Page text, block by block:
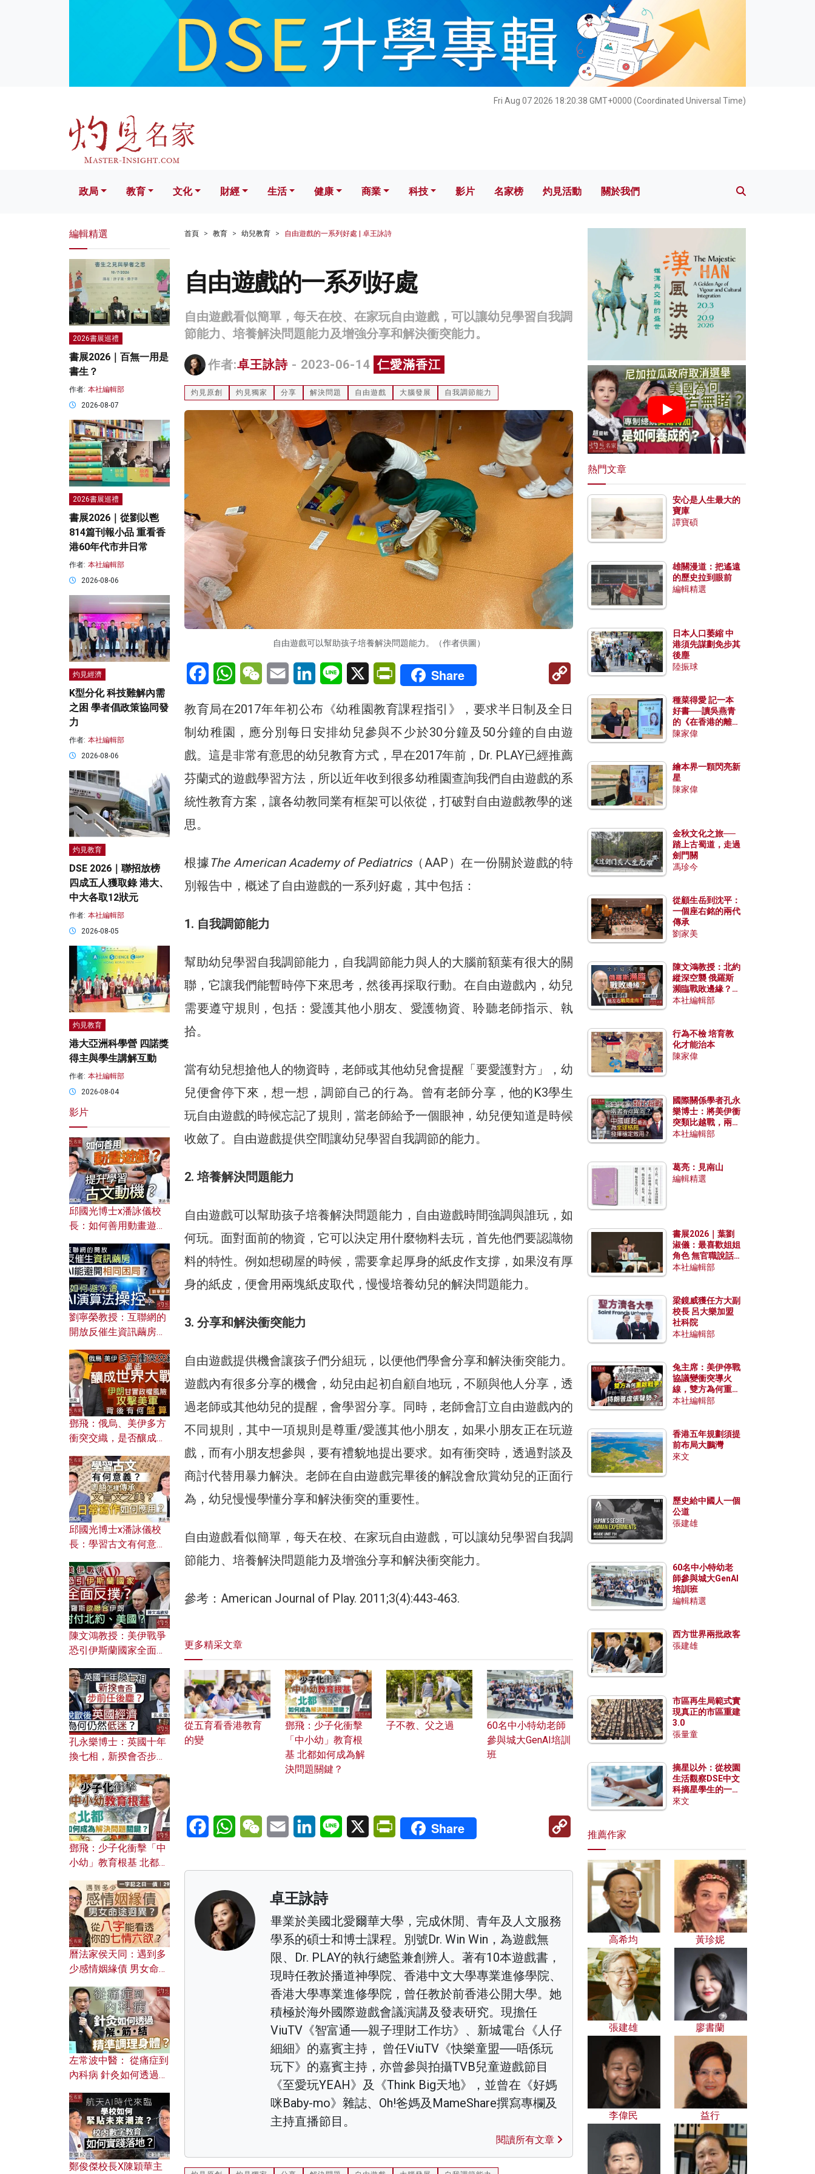
Fri Aug 07 2026 18:20:40 GMT+0000 (Coordinated Universal Time)
文化 財經 生活 健康 科技 影片 名家榜 灼見活動 關於我們
政局 教育 文化 財經 生活 健康 商業 科技 影片 名家榜 灼見活動 關於我們
首頁 教育 幼兒教育 自由遊戲的一系列好處 | 卓王詠詩
自由遊戲的一系列好處
自由遊戲看似簡單，每天在校、在家玩自由遊戲，可以讓幼兒學習自我調
節能力、培養解決問題能力及增強分享和解決衝突能力。
作者:卓王詠詩 - 2023-06-14 仁愛滿香江
灼見原創 灼見獨家 分享 解決問題 自由遊戲 大腦發展 自我調節能力
自由遊戲可以幫助孩子培養解決問題能力。（作者供圖）
FacebookWhatsAppWeChatEmail LinkedInLine X PrintFriendly
Share
Copy
Link
教育局在2017年年初公布《幼稚園教育課程指引》，要求半日制及全日
制幼稚園，應分別每日安排幼兒參與不少於30分鐘及50分鐘的自由遊
戲。這是非常有意思的幼兒教育方式，早在2017年前，Dr. PLAY已經推薦
芬蘭式的遊戲學習方法，所以近年收到很多幼稚園查詢我們自由遊戲的系
統性教育方案，讓各幼教同業有框架可以依從，打破對自由遊戲教學的迷
思。
根據The American Academy of Pediatrics（AAP）在一份關於遊戲的特
別報告中，概述了自由遊戲的一系列好處，其中包括：
1. 自我調節能力
幫助幼兒學習自我調節能力，自我調節能力與人的大腦前額葉有很大的關
聯，它讓我們能暫時停下來思考，然後再採取行動。在自由遊戲內，幼兒
需要遵守規則，包括：愛護其他小朋友、愛護物資、聆聽老師指示、執
拾。
當有幼兒想搶他人的物資時，老師或其他幼兒會提醒「要愛護對方」，幼
兒便會停下來，想一想，調節自己的行為。曾有老師分享，他的K3學生
玩自由遊戲的時候忘記了規則，當老師給予一個眼神，幼兒便知道是時候
收斂了。自由遊戲提供空間讓幼兒學習自我調節的能力。
2. 培養解決問題能力
自由遊戲可以幫助孩子培養解決問題能力，自由遊戲時間強調與誰玩，如
何玩。面對面前的物資，它可以決定用什麼物料去玩，首先他們要認識物
料的特性。例如想砌屋的時候，需要拿起厚身的紙皮作支撐，如果沒有厚
身的紙皮，便會用兩塊紙皮取代，慢慢培養幼兒的解決問題能力。
3. 分享和解決衝突能力
自由遊戲提供機會讓孩子們分組玩，以便他們學會分享和解決衝突能力。
遊戲內有很多分享的機會，幼兒由起初自顧自地玩，不願與他人分享，透
過老師或其他幼兒的提醒，會學習分享。同時，老師會訂立自由遊戲內的
不同規則，其中一項規則是尊重/愛護其他小朋友，如果小朋友正在玩遊
戲，而有小朋友想參與，要有禮貌地提出要求。如有衝突時，透過對談及
商討代替用暴力解決。老師在自由遊戲完畢後的解說會欣賞幼兒的正面行
為，幼兒慢慢學懂分享和解決衝突的重要性。
自由遊戲看似簡單，每天在校、在家玩自由遊戲，可以讓幼兒學習自我調
節能力、培養解決問題能力及增強分享和解決衝突能力。
參考：American Journal of Play. 2011;3(4):443-463.
更多精采文章
從五育看香港教育
的變
鄧飛：少子化衝擊
「中小幼」教育根
基 北都如何成為解
決問題關鍵？
子不教、父之過
60名中小特幼老師
參與城大GenAI培訓
班
FacebookWhatsAppWeChatEmail LinkedInLine X PrintFriendly
Share
Link
卓王詠詩
畢業於美國北愛爾華大學，完成休閒、青年及人文服務
學系的碩士和博士課程。別號Dr. Win Win，為遊戲無
限、Dr. PLAY的執行總監兼創辨人。著有10本遊戲書，
現時任教於播道神學院、香港中文大學專業進修學院、
香港大學專業進修學院，曾任教於前香港公開大學。她
積極於海外國際遊戲會議演講及發表研究。現擔任
ViuTV《智富通──親子理財工作坊》、新城電台《人仔
細細》的嘉賓主持， 曾任ViuTV《快樂童盟──唔係玩
玩下》的嘉賓主持，亦曾參與拍攝TVB兒童遊戲節目
《至愛玩YEAH》及《Think Big天地》，並曾在《好媽
咪Baby-mo》雜誌、Oh!爸媽及MameShare撰寫專欄及
主持直播節目。
閱讀所有文章
編輯精選
2026書展巡禮
書展2026｜百無一用是
書生？
作者: 本社編輯部
2026-08-07
2026書展巡禮
書展2026｜從劉以鬯
814篇刊報小品 重看香
港60年代市井日常
作者: 本社編輯部
2026-08-06
灼見經濟
K型分化 科技難解內需
之困 學者倡政策協同發
力
作者: 本社編輯部
2026-08-06
灼見教育
DSE 2026｜聯招放榜
四成五人獲取錄 港大、
中大各取12狀元
作者: 本社編輯部
2026-08-05
灼見教育
港大亞洲科學營 四諾獎
得主與學生講解互動
作者: 本社編輯部
2026-08-04
影片
邱國光博士x潘詠儀校
長：如何善用動畫遊戲
劉寧榮教授：互聯網的
開放反催生資訊繭房，
何避免遭AI演算法操
控？
鄧飛：俄烏、美伊多方
衝突交織，是否釀成世
風險攻擊美軍，背後有
何盤算？
邱國光博士x潘詠儀校
長：學習古文有何意
文之美？ 日常寫作如何
應用？
陳文鴻教授：美伊戰爭
恐引伊斯蘭國家全面反
對付北約美國？
孔永樂博士：英國十年
換七相，新揆會否步前
濟為何仍然低迷？
鄧飛：少子化衝擊「中
小幼」教育根基 北都如
曆法家侯天同：遇到多
少感情姻緣債 男女命途
的七情六欲？
左常波中醫： 從痛症到
內科病 針灸如何透過解
鄭俊傑校長X陳穎華主
熱門文章
安心是人生最大的
寶庫
譚寶碩
雄關漫道：把遙遠
的歷史拉到眼前
編輯精選
日本人口萎縮 中
港須先謀劃免步其
後塵
陸振球
種菜得愛 記一本
好書──讀吳燕青
的《在香港的離島
種菜》
陳家偉
繪本界一顆閃亮新
星
陳家偉
金秋文化之旅──
踏上古蜀道，走過
劍門關
馮珍今
從顧生岳到沈平：
一個座右銘的兩代
傳承
劉家美
陳文鴻教授：北約
縱深空襲 俄羅斯
瀕臨戰敗邊緣？中
國零部件能左右戰
本社編輯部
行為不檢 培育教
化才能治本
陳家偉
國際關係學者孔永
樂博士：將美伊衝
突類比越戰，兩者
有何異同？中國崛
本社編輯部
葛亮：見南山
編輯精選
書展2026｜葉劉
淑儀：最喜歡姐姐
角色 無官職說話
包袱少
本社編輯部
梁鏡威獲任方大副
校長 呂大樂加盟
社科院
本社編輯部
兔主席：美伊停戰
協議變衝突導火
線，雙方為何重啟
戰爭？伊朗一早洞
本社編輯部
香港五年規劃須提
前布局大鵬灣
來文
歷史給中國人一個
公道
張建雄
60名中小特幼老
師參與城大GenAI
培訓班
編輯精選
西方世界兩批政客
張建雄
市區再生局範式實
現真正的市區重建
3.0
張量童
摘星以外：從校園
生活觀察DSE中文
科摘星學生的一點
特質
來文
推薦作家
高希均 黃珍妮
張建雄 廖書蘭
李偉民 益行